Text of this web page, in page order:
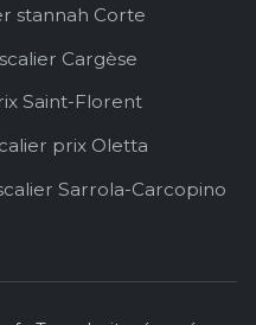
stannah Corte
Cargèse
Saint-Florent
prix Oletta
Sarrola-Carcopino